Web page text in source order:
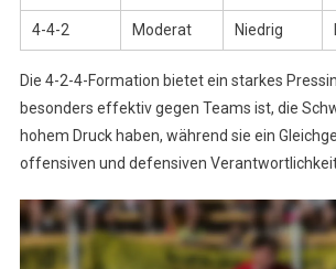
4-4-2 Moderat Niedrig
Die 4-2-4-Formation bietet ein starkes
besonders effektiv gegen Teams ist, die
hohem Druck haben, während sie ein
offensiven und defensiven